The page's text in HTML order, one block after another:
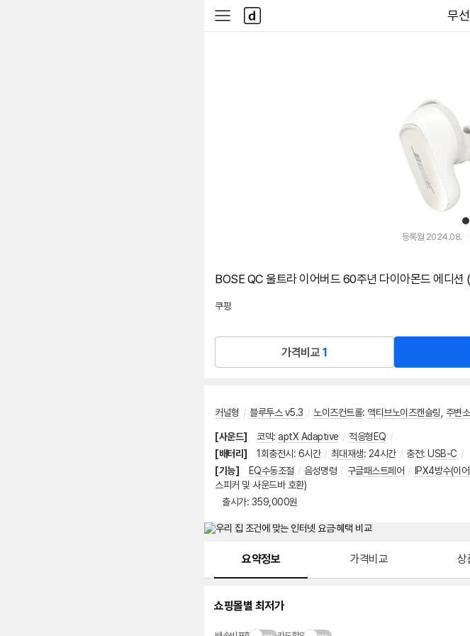
다
무
사
이
다
나
와
1
등록월 2024.08.
BOSE QC 울트라 이어버드 60주년 다이아몬드 에디션
쿠팡
가격비교 1
커널형 / 블루투스 v5.3 / 노이즈컨트롤: 액티브노이즈캔슬링 주변
[사운드] 코덱: aptX Adaptive / 적응형EQ /
[배터리]
1회충전시 : 6시간 / 최대재생: 24시간 / 충전: USB-C /
[기능]
EQ수동조절 / 음성명령 / 구글패스트페어 / IPX4방수(이
스피커 및 사운드바 호환)
출시가
출시가: 359,000원
요약정보 가격비교 상
쇼핑몰별 최저가